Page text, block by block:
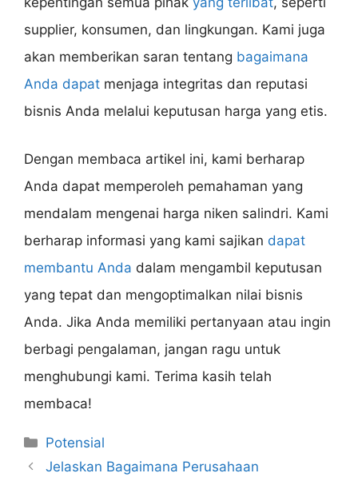
supplier, konsumen, dan lingkungan. Kami juga
akan memberikan saran tentang bagaimana
Anda dapat menjaga integritas dan reputasi
bisnis Anda melalui keputusan harga yang etis.
Dengan membaca artikel ini, kami berharap
Anda dapat memperoleh pemahaman yang
mendalam mengenai harga niken salindri. Kami
berharap informasi yang kami sajikan dapat
membantu Anda dalam mengambil keputusan
yang tepat dan mengoptimalkan nilai bisnis
Anda. Jika Anda memiliki pertanyaan atau ingin
berbagi pengalaman, jangan ragu untuk
menghubungi kami. Terima kasih telah
membaca!
Categories
Potensial
Jelaskan Bagaimana Perusahaan